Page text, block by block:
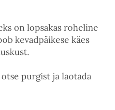
on lopsakas roheline
kevadpäikese käes
purgist ja laotada